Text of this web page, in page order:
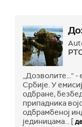
„Дозволите...“ -
Србије. У
одбране,
припадника
одбрамбеној
јединицама... [